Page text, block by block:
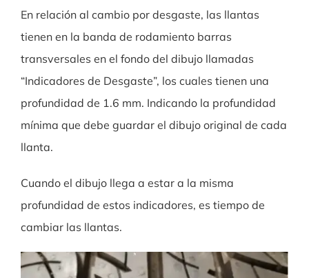
En relación al cambio por desgaste, las llantas
tienen en la banda de rodamiento barras
transversales en el fondo del dibujo llamadas
“Indicadores de Desgaste”, los cuales tienen una
profundidad de 1.6 mm. Indicando la profundidad
mínima que debe guardar el dibujo original de cada
llanta.
Cuando el dibujo llega a estar a la misma
profundidad de estos indicadores, es tiempo de
cambiar las llantas.